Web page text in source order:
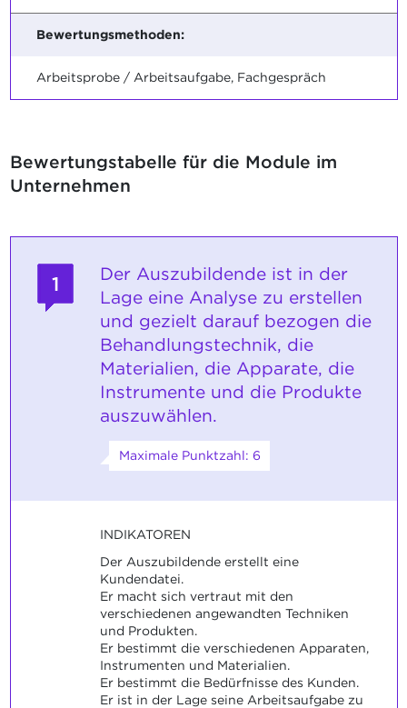
Bewertungsmethoden:
Arbeitsprobe / Arbeitsaufgabe, Fachgespräch
Bewertungstabelle für die Module im
Unternehmen
1
Der Auszubildende ist in der
Lage eine Analyse zu erstellen
und gezielt darauf bezogen die
Behandlungstechnik, die
Materialien, die Apparate, die
Instrumente und die Produkte
auszuwählen.
Maximale Punktzahl: 6
INDIKATOREN
Der Auszubildende erstellt eine
Kundendatei.
Er macht sich vertraut mit den
verschiedenen angewandten Techniken
und Produkten.
Er bestimmt die verschiedenen Apparaten,
Instrumenten und Materialien.
Er bestimmt die Bedürfnisse des Kunden.
Er ist in der Lage seine Arbeitsaufgabe zu